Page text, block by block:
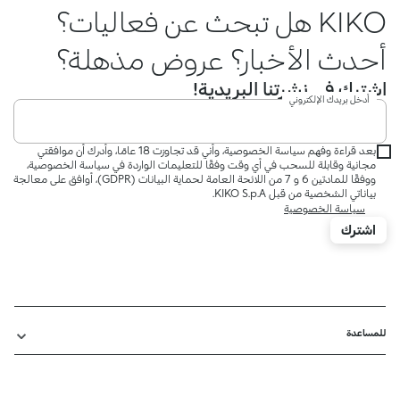
KIKO هل تبحث عن فعاليات؟
أحدث الأخبار؟ عروض مذهلة؟
اشترك في نشرتنا البريدية!
أدخل بريدك الإلكتروني
بعد قراءة وفهم سياسة الخصوصية، وأني قد تجاوزت 18 عامًا، وأدرك أن موافقتي
مجانية وقابلة للسحب في أي وقت وفقًا للتعليمات الواردة في سياسة الخصوصية،
ووفقًا للمادتين 6 و 7 من اللائحة العامة لحماية البيانات (GDPR)، أوافق على معالجة
بياناتي الشخصية من قبل KIKO S.p.A.
سياسة الخصوصية
اشترك
للمساعدة